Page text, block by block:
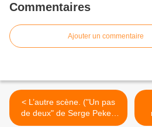
Commentaires
Ajouter un commentaire
< L’autre scène. ("Un pas
de deux" de Serge Peker.
MEO Editions)